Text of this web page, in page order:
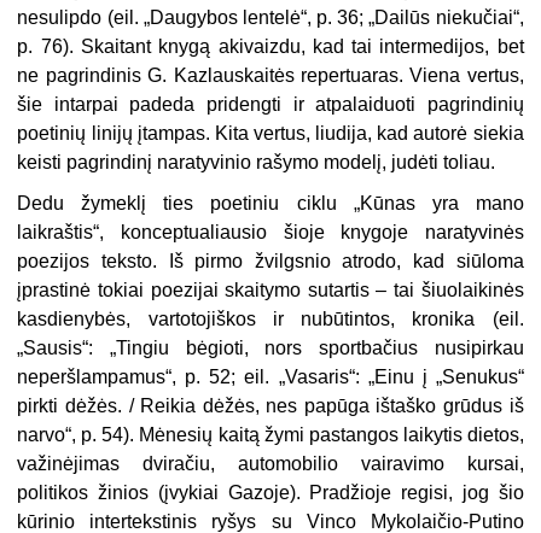
nesulipdo (eil. „Daugybos lentelė“, p. 36; „Dailūs niekučiai“,
p. 76). Skaitant knygą akivaizdu, kad tai intermedijos, bet
ne pagrindinis G. Kazlauskaitės repertuaras. Viena vertus,
šie intarpai padeda pridengti ir atpalaiduoti pagrindinių
poetinių linijų įtampas. Kita vertus, liudija, kad autorė siekia
keisti pagrindinį naratyvinio rašymo modelį, judėti toliau.
Dedu žymeklį ties poetiniu ciklu „Kūnas yra mano
laikraštis“, konceptualiausio šioje knygoje naratyvinės
poezijos teksto. Iš pirmo žvilgsnio atrodo, kad siūloma
įprastinė tokiai poezijai skaitymo sutartis – tai šiuolaikinės
kasdienybės, vartotojiškos ir nubūtintos, kronika (eil.
„Sausis“: „Tingiu bėgioti, nors sportbačius nusipirkau
neperšlampamus“, p. 52; eil. „Vasaris“: „Einu į „Senukus“
pirkti dėžės. / Reikia dėžės, nes papūga ištaško grūdus iš
narvo“, p. 54). Mėnesių kaitą žymi pastangos laikytis dietos,
važinėjimas dviračiu, automobilio vairavimo kursai,
politikos žinios (įvykiai Gazoje). Pradžioje regisi, jog šio
kūrinio intertekstinis ryšys su Vinco Mykolaičio-Putino